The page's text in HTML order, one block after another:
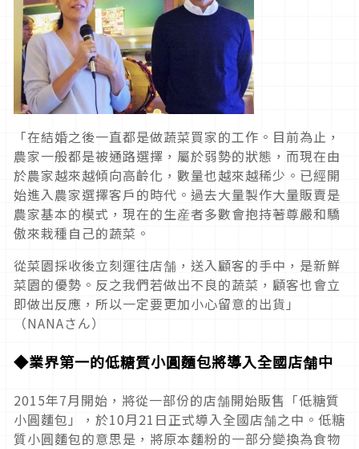
「在結婚之後一直都是做蔬菜買家的工作。目前為止，
農家一般都是被通路選擇，屬於弱勢的狀態，而現在由
於農家越來越傾向高齡化，數量也越來越稀少。已經開
始進入農家選擇客戶的時代。過去大量製作大量販賣是
農家基本的模式，現在的生産者多數會抱持著尊嚴和驕
傲來栽種自己的蔬菜。
從菜園採收後立刻運往店舗，送入顧客的手中，是新鮮
菜園的優勢。反之我們若做出不良的蔬菜，顧客也會立
即做出反應，所以一定要更加小心留意的出貨」
（NANAさん）
◆業界第一的低糖質小圓麵包將導入全國店舗中
2015年7月開始，將從一部份的店舗開始販售「低糖質
小圓麵包」，於10月21日正式導入全國店舗之中。低糖
質小圓麵包的意思是，將原本麵粉的一部分變換為食物